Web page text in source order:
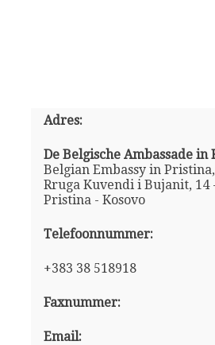
Adres:
De Belgische Ambassade in
Belgian Embassy in
Rruga Kuvendi i Bujanit, 14
Pristina - Kosovo
Telefoonnummer:
+383 38 518918
Faxnummer:
Email: